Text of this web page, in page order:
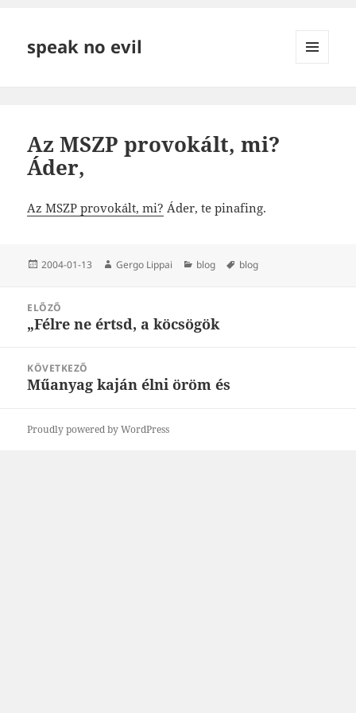
speak no evil
Az MSZP provokált, mi?
Áder,
Az MSZP provokált, mi? Áder, te pinafing.
Közzétéve
2004-01-13 Szerző
Gergo Lippai Kategória
blog Címke
blog
navigáció
ELŐZŐ
Korábbi
„Félre ne értsd, a köcsögök
KÖVETKEZŐ
Következő
Műanyag kaján élni öröm és
Proudly powered by WordPress